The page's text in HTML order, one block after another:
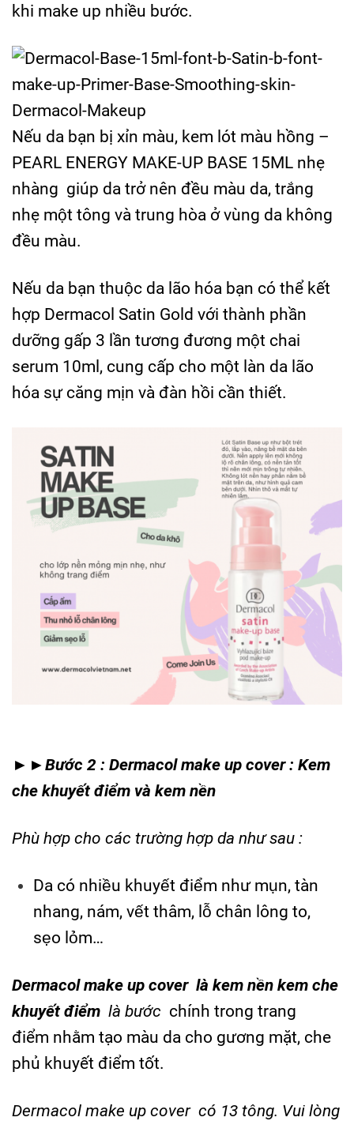
khi make up nhiều bước.
Nếu da bạn bị xỉn màu, kem lót màu hồng –
PEARL ENERGY MAKE-UP BASE 15ML nhẹ
nhàng giúp da trở nên đều màu da, trắng
nhẹ một tông và trung hòa ở vùng da không
đều màu.
Nếu da bạn thuộc da lão hóa bạn có thể kết
hợp Dermacol Satin Gold với thành phần
dưỡng gấp 3 lần tương đương một chai
serum 10ml, cung cấp cho một làn da lão
hóa sự căng mịn và đàn hồi cần thiết.
►►Bước 2 : Dermacol make up cover : Kem
che khuyết điểm và kem nền
Phù hợp cho các trường hợp da như sau :
Da có nhiều khuyết điểm như mụn, tàn
nhang, nám, vết thâm, lỗ chân lông to,
sẹo lỏm…
Dermacol make up cover là kem nền kem che
khuyết điểm là bước chính trong trang
điểm nhằm tạo màu da cho gương mặt, che
phủ khuyết điểm tốt.
Dermacol make up cover có 13 tông. Vui lòng